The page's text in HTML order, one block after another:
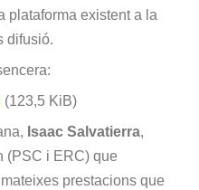
plataforma existent a la
difusió.
(123,5 KiB)
Isaac Salvatierra,
(PSC i ERC) que
prestacions que